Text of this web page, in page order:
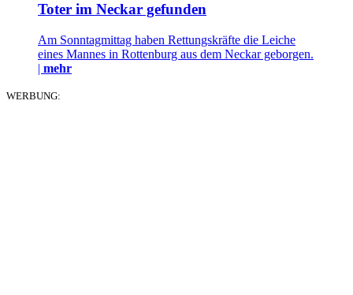
Toter im Neckar gefunden
Am Sonntagmittag haben Rettungskräfte die Leiche
eines Mannes in Rottenburg aus dem Neckar geborgen.
| mehr
WERBUNG: